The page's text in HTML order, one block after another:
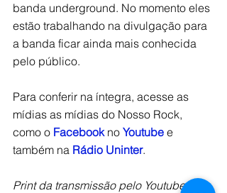
banda underground. No momento eles
estão trabalhando na divulgação para
a banda ficar ainda mais conhecida
pelo público.
Para conferir na íntegra, acesse as
mídias as mídias do Nosso Rock,
como o Facebook no Youtube e
também na Rádio Uninter.
Print da transmissão pelo Youtube.